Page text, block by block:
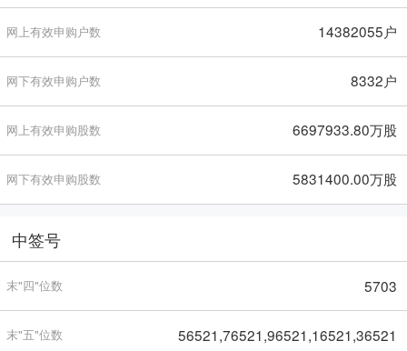
网上有效申购户数 14382055户
网下有效申购户数 8332户
网上有效申购股数 6697933.80万股
网下有效申购股数 5831400.00万股
中签号
末"四"位数 5703
末"五"位数 56521,76521,96521,16521,36521